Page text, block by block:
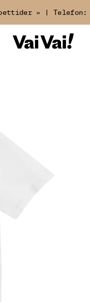
» | Telefon: